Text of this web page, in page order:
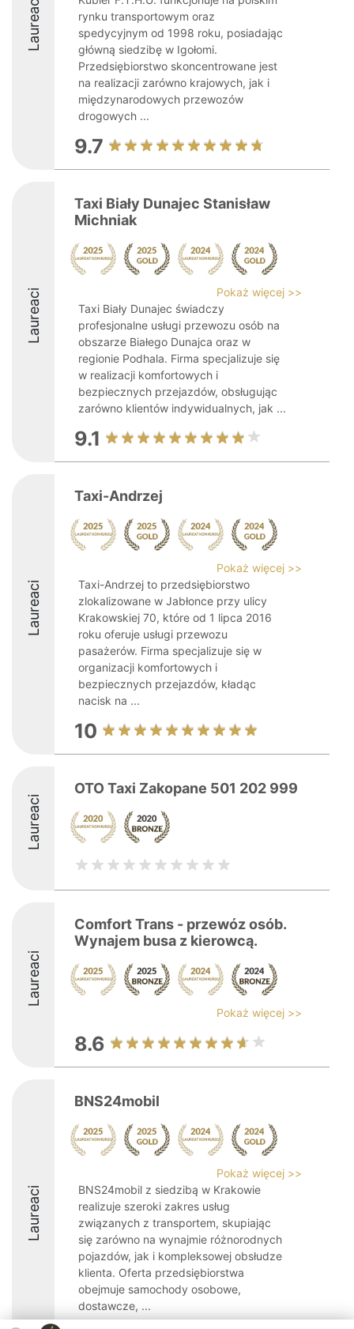
Laureaci
rynku transportowym oraz
spedycyjnym od 1998 roku, posiadając
główną siedzibę w Igołomi.
Przedsiębiorstwo skoncentrowane jest
na realizacji zarówno krajowych, jak i
międzynarodowych przewozów
drogowych ...
9.7
Laureaci
Taxi Biały Dunajec Stanisław
Michniak
Pokaż więcej >>
Taxi Biały Dunajec świadczy
profesjonalne usługi przewozu osób na
obszarze Białego Dunajca oraz w
regionie Podhala. Firma specjalizuje się
w realizacji komfortowych i
bezpiecznych przejazdów, obsługując
zarówno klientów indywidualnych, jak ...
9.1
Laureaci
Taxi-Andrzej
Pokaż więcej >>
Taxi-Andrzej to przedsiębiorstwo
zlokalizowane w Jabłonce przy ulicy
Krakowskiej 70, które od 1 lipca 2016
roku oferuje usługi przewozu
pasażerów. Firma specjalizuje się w
organizacji komfortowych i
bezpiecznych przejazdów, kładąc
nacisk na ...
10
Laureaci
OTO Taxi Zakopane 501 202 999
Laureaci
Comfort Trans - przewóz osób.
Wynajem busa z kierowcą.
Pokaż więcej >>
8.6
Laureaci
BNS24mobil
Pokaż więcej >>
BNS24mobil z siedzibą w Krakowie
realizuje szeroki zakres usług
związanych z transportem, skupiając
się zarówno na wynajmie różnorodnych
pojazdów, jak i kompleksowej obsłudze
klienta. Oferta przedsiębiorstwa
obejmuje samochody osobowe,
dostawcze, ...